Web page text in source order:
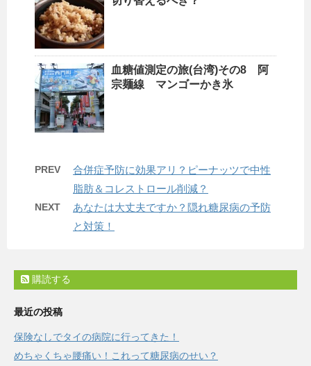
血糖値測定の旅(台湾)その8 阿
宗麺線 マンゴーかき氷
PREV
合併症予防に効果アリ？ピーナッツで中性
脂肪＆コレストロール削減？
NEXT
あなたは大丈夫ですか？隠れ糖尿病の予防
と対策！
購読する
最近の投稿
保険なしでタイの病院に行ってきた！
めちゃくちゃ腰痛い！これって糖尿病のせい？